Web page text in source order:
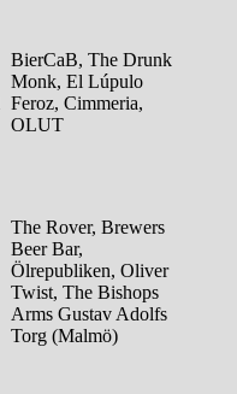
BierCaB, The Drunk
Monk, El Lúpulo
Feroz, Cimmeria,
OLUT
The Rover, Brewers
Beer Bar,
Ölrepubliken, Oliver
Twist, The Bishops
Arms Gustav Adolfs
Torg (Malmö)